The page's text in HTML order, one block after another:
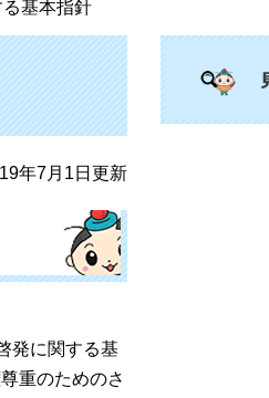
基本指針
年7月1日更新
発に関する基
重のためのさ